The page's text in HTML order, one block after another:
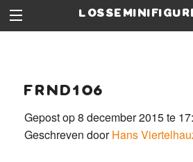
frnd106
Gepost op 8 december 2015 te
Geschreven doorHans